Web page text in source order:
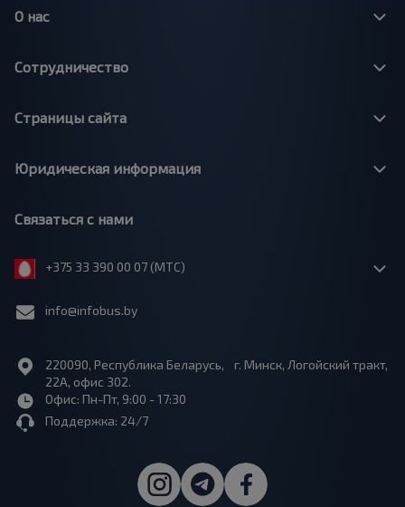
О нас
Сотрудничество
Страницы сайта
Юридическая информация
Связаться с нами
+375 33 390 00 07 (МТС)
info@infobus.by
220090, Республика Беларусь, г. Минск, Логойский тракт,
22А, офис 302.
Офис: Пн-Пт, 9:00 - 17:30
Поддержка: 24/7